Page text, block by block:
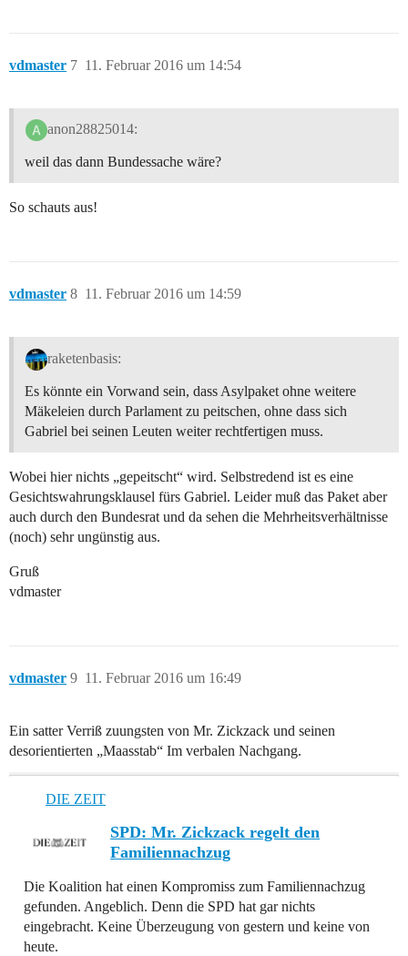
vdmaster 11. Februar 2016 um 14:54
7
anon28825014:
weil das dann Bundessache wäre?
So schauts aus!
vdmaster 11. Februar 2016 um 14:59
8
raketenbasis:
Es könnte ein Vorwand sein, dass Asylpaket ohne weitere
Mäkeleien durch Parlament zu peitschen, ohne dass sich
Gabriel bei seinen Leuten weiter rechtfertigen muss.
Wobei hier nichts „gepeitscht“ wird. Selbstredend ist es eine
Gesichtswahrungsklausel fürs Gabriel. Leider muß das Paket aber
auch durch den Bundesrat und da sehen die Mehrheitsverhältnisse
(noch) sehr ungünstig aus.
Gruß
vdmaster
vdmaster 11. Februar 2016 um 16:49
9
Ein satter Verriß zuungsten von Mr. Zickzack und seinen
desorientierten „Maasstab“ Im verbalen Nachgang.
DIE ZEIT
SPD: Mr. Zickzack regelt den
Familiennachzug
Die Koalition hat einen Kompromiss zum Familiennachzug
gefunden. Angeblich. Denn die SPD hat gar nichts
eingebracht. Keine Überzeugung von gestern und keine von
heute.